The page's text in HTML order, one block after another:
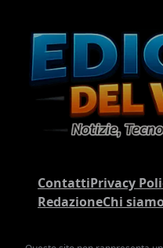
ContattiPrivacy
RedazioneChi